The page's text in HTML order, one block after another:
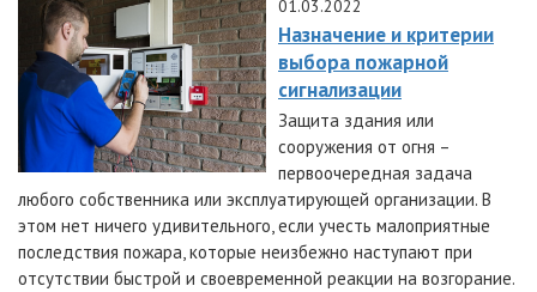
01.03.2022
Назначение и критерии
выбора пожарной
сигнализации
Защита здания или
сооружения от огня –
первоочередная задача
любого собственника или эксплуатирующей организации. В
этом нет ничего удивительного, если учесть малоприятные
последствия пожара, которые неизбежно наступают при
отсутствии быстрой и своевременной реакции на возгорание.